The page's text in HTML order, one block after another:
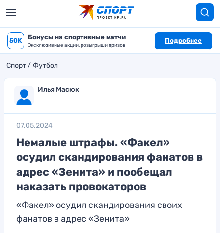
50K Бонусы на спортивные матчи
Эксклюзивные акции, розыгрыши призов
Подробнее
Спорт Футбол
Илья Масюк
07.05.2024
Немалые штрафы. «Факел»
осудил скандирования фанатов в
адрес «Зенита» и пообещал
наказать провокаторов
«Факел» осудил скандирования своих
фанатов в адрес «Зенита»